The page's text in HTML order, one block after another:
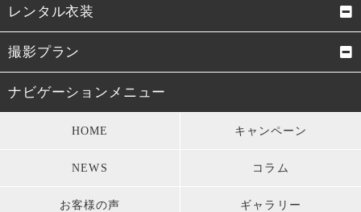
レンタル衣装
成人式振袖
男性成人式袴
七五三衣装 留袖・訪問着・振袖
モーニング・礼服 パーティードレス
キッズ衣装 長寿のお祝い
撮影プラン
成人式前撮り
ィング
ナビゲーションメニュー
HOME キャンペーン
NEWS コラム
お客様の声 ギャラリー